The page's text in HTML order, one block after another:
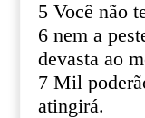
5 Você não
6 nem a
devasta ao
7 Mil
atingirá.